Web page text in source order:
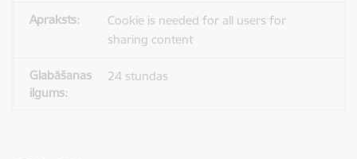
Cookie is needed for all users for
sharing content
24 stundas